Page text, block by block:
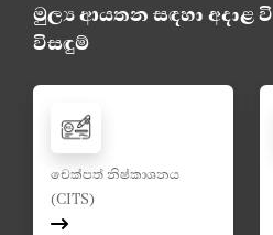
මුල්‍ය ආයතන සඳහා අදාළ
විසඳුම්
චෙක්පත් නිෂ්කාශනය
(CITS)